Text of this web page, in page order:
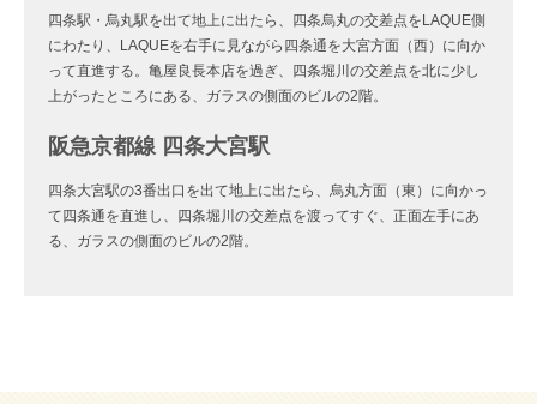
四条駅・烏丸駅を出て地上に出たら、四条烏丸の交差点をLAQUE側
にわたり、LAQUEを右手に見ながら四条通を大宮方面（西）に向か
って直進する。亀屋良長本店を過ぎ、四条堀川の交差点を北に少し
上がったところにある、ガラスの側面のビルの2階。
阪急京都線 四条大宮駅
四条大宮駅の3番出口を出て地上に出たら、烏丸方面（東）に向かっ
て四条通を直進し、四条堀川の交差点を渡ってすぐ、正面左手にあ
る、ガラスの側面のビルの2階。